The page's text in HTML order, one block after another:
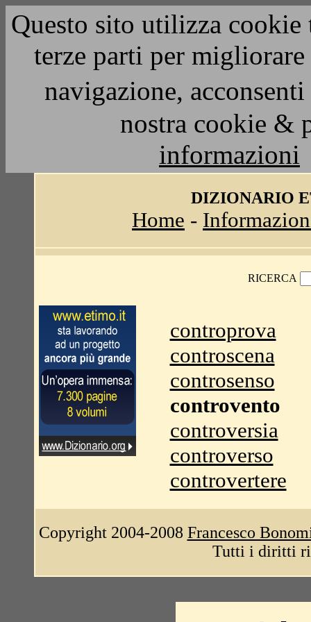
Questo sito utilizza
terze parti per
navigazione,
nostra cookie &
informazioni
DIZIONARIO
Home -
RICERCA
controprova
controscena
controsenso
controvento
controversia
controverso
controvertere
Copyright 2004-2008 Francesco
Tutti i diritti